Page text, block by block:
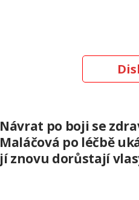
Návrat po boji se
Maláčová po léčbě
jí znovu dorůstají